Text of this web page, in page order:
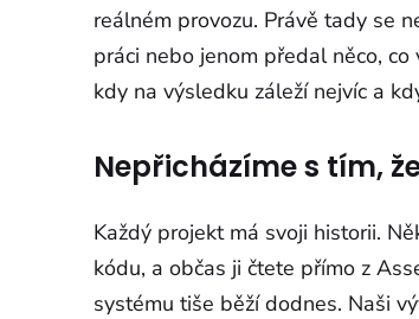
reálném provozu. Právě tady se
práci nebo jenom předal něco,
kdy na výsledku záleží nejvíc a
Nepřicházíme s tím,
Každý projekt má svoji historii.
kódu, a občas ji čtete přímo z
systému tiše běží dodnes. Naši